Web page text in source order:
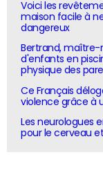
Voici les
maison facile à
dangereux
Bertrand, maître-
d'enfants en
physique des
Ce Français
violence grâce à
Les neurologues
pour le cerveau